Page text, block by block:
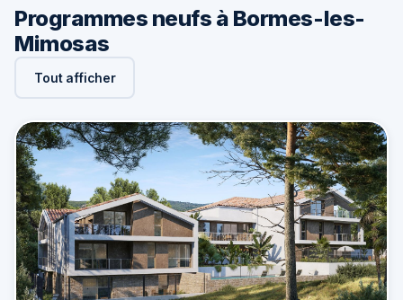
Programmes neufs à Bormes-les-
Mimosas
Tout afficher